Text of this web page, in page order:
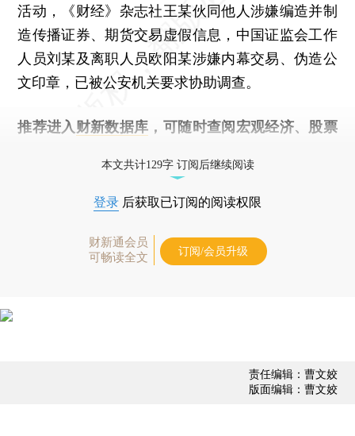
活动，《财经》杂志社王某伙同他人涉嫌编造并制
造传播证券、期货交易虚假信息，中国证监会工作
人员刘某及离职人员欧阳某涉嫌内幕交易、伪造公
文印章，已被公安机关要求协助调查。
推荐进入 财新数据库 ，可随时查阅宏观经济、股票
本文共计129字 订阅后继续阅读
登录 后获取已订阅的阅读权限
财新通会员
可畅读全文
订阅/会员升级
责任编辑：曹文姣
版面编辑：曹文姣